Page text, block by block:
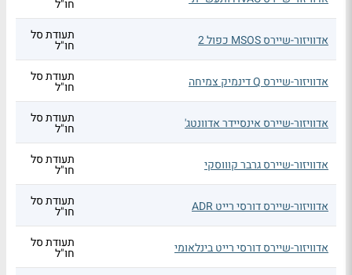
חו"ל
אדוויזור-שיירס MSOS כפול 2 תעודת סל
חו"ל
אדוויזור-שיירס Q דינמיק צמיחה תעודת סל
חו"ל
אדוויזור-שיירס אינסיידר אדוונטג' תעודת סל
חו"ל
אדוויזור-שיירס גרבר קוווסקי תעודת סל
חו"ל
אדוויזור-שיירס דורסי רייט ADR תעודת סל
חו"ל
אדוויזור-שיירס דורסי רייט בינלאומי תעודת סל
חו"ל